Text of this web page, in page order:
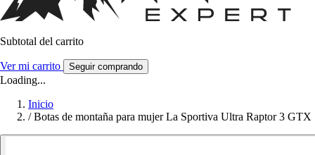
Subtotal del carrito
Ver mi carrito Seguir comprando
Loading...
Inicio
/ Botas de montaña para mujer La Sportiva Ultra Raptor 3 GTX